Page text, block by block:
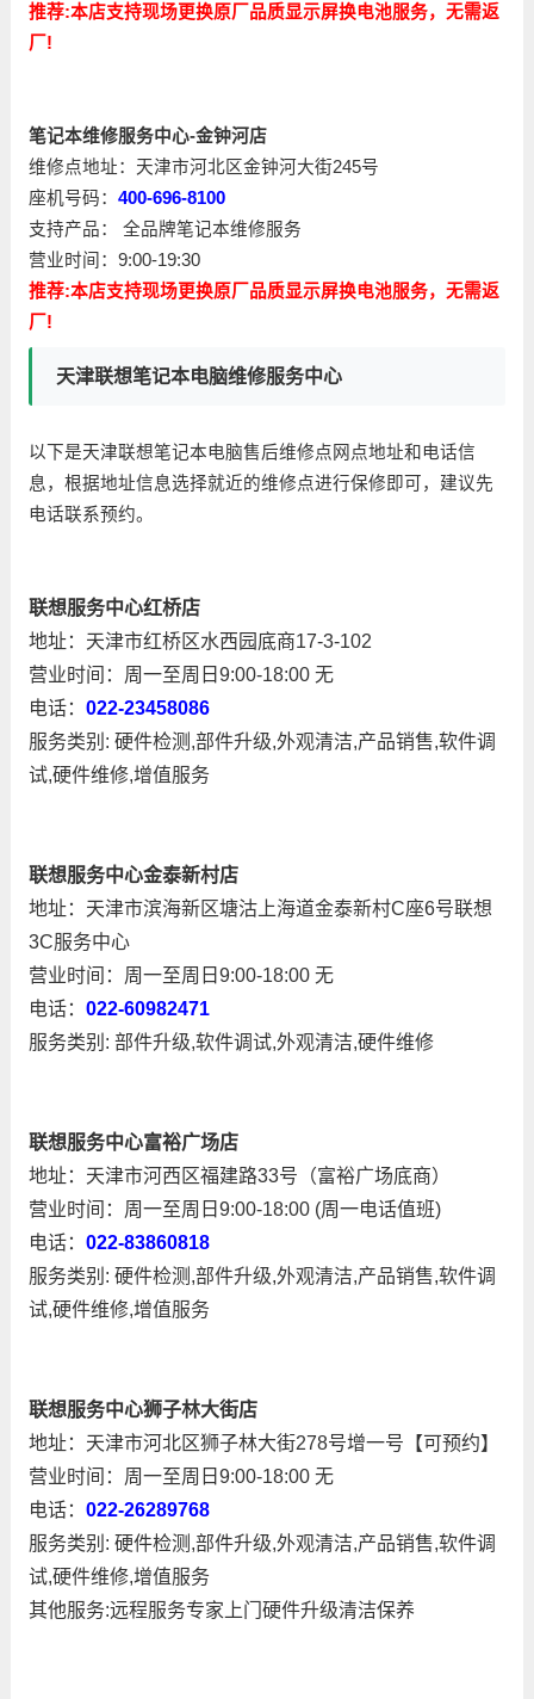
推荐:本店支持现场更换原厂品质显示屏换电池服务，无需返
厂!
笔记本维修服务中心-金钟河店
维修点地址：天津市河北区金钟河大街245号
座机号码： 400-696-8100
支持产品： 全品牌笔记本维修服务
营业时间：9:00-19:30
推荐:本店支持现场更换原厂品质显示屏换电池服务，无需返
厂!
天津联想笔记本电脑维修服务中心
以下是天津联想笔记本电脑售后维修点网点地址和电话信
息，根据地址信息选择就近的维修点进行保修即可，建议先
电话联系预约。
联想服务中心红桥店
地址：天津市红桥区水西园底商17-3-102
营业时间：周一至周日9:00-18:00 无
电话： 022-23458086
服务类别: 硬件检测,部件升级,外观清洁,产品销售,软件调
试,硬件维修,增值服务
联想服务中心金泰新村店
地址：天津市滨海新区塘沽上海道金泰新村C座6号联想
3C服务中心
营业时间：周一至周日9:00-18:00 无
电话： 022-60982471
服务类别: 部件升级,软件调试,外观清洁,硬件维修
联想服务中心富裕广场店
地址：天津市河西区福建路33号（富裕广场底商）
营业时间：周一至周日9:00-18:00 (周一电话值班)
电话： 022-83860818
服务类别: 硬件检测,部件升级,外观清洁,产品销售,软件调
试,硬件维修,增值服务
联想服务中心狮子林大街店
地址：天津市河北区狮子林大街278号增一号【可预约】
营业时间：周一至周日9:00-18:00 无
电话： 022-26289768
服务类别: 硬件检测,部件升级,外观清洁,产品销售,软件调
试,硬件维修,增值服务
其他服务:远程服务专家上门硬件升级清洁保养